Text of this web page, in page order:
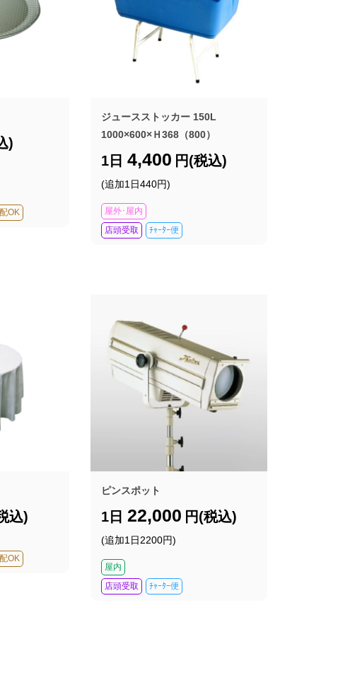
)
OK
ジュースストッカー 150L
1000×600×Ｈ368（800）
1日 4,400 円(税込)
(追加1日440円)
屋外･屋内
店頭受取
ﾁｬｰﾀｰ便
込)
OK
ピンスポット
1日 22,000 円(税込)
(追加1日2200円)
屋内
店頭受取
ﾁｬｰﾀｰ便